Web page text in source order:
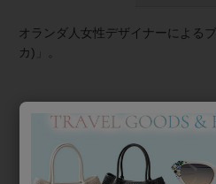
オランダ人女性デザイナーによる
カ)」。
≪シスカとは≫ 上質な樹脂、ポリ
し、ガラスのような質感を再現し
とで人気を博しています。